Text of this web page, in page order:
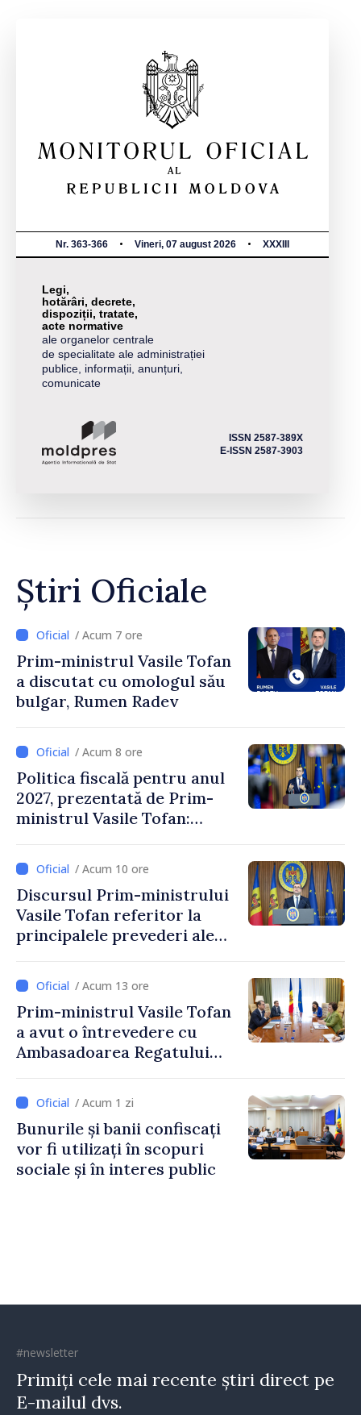
Nr. 363-366 Vineri, 07 august 2026 XXXIII
Legi,
hotărâri, decrete,
dispoziții, tratate,
acte normative
ale organelor centrale
de specialitate ale administrației
publice, informații, anunțuri,
comunicate
ISSN 2587-389X
E-ISSN 2587-3903
Știri Oficiale
/ Acum 7 ore
Prim-ministrul Vasile Tofan
a discutat cu omologul său
bulgar, Rumen Radev
/ Acum 8 ore
Politica fiscală pentru anul
2027, prezentată de Prim-
ministrul Vasile Tofan:
stimularea investițiilor și o
taxare mai echitabilă
/ Acum 10 ore
Discursul Prim-ministrului
Vasile Tofan referitor la
principalele prevederi ale
2027
/ Acum 13 ore
Prim-ministrul Vasile Tofan
a avut o întrevedere cu
Ambasadoarea Regatului
Irlandei de Nord, Fern
Horine / Acum 1 zi
Bunurile și banii confiscați
vor fi utilizați în scopuri
sociale și în interes public
#newsletter
Primiți cele mai recente știri direct pe
E-mailul dvs.